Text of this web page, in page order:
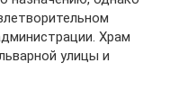
Храм
улицы и